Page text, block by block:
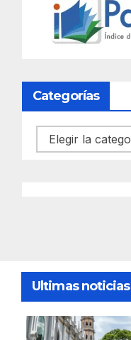
Categorías
Categorías
Ultimas noticias